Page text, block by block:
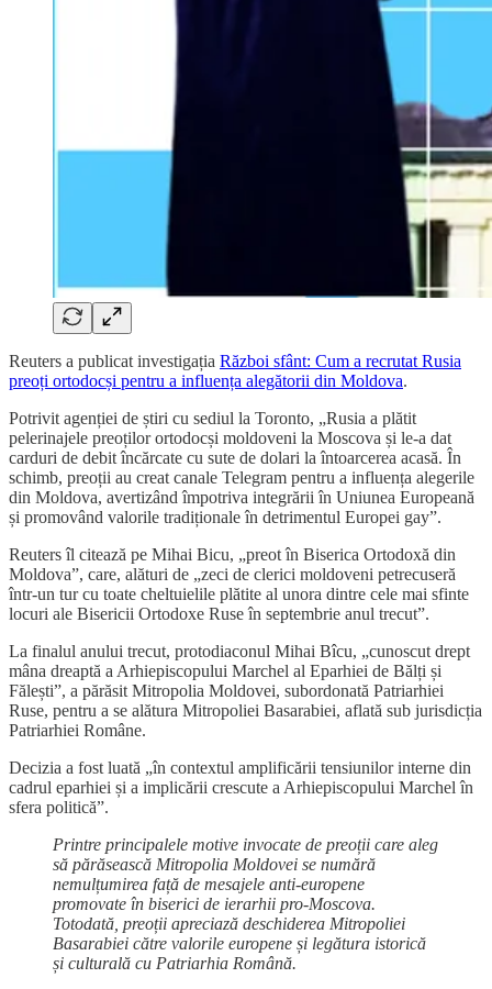
Reuters a publicat investigația Război sfânt: Cum a recrutat Rusia
preoți ortodocși pentru a influența alegătorii din Moldova.
Potrivit agenției de știri cu sediul la Toronto, „Rusia a plătit
pelerinajele preoților ortodocși moldoveni la Moscova și le-a dat
carduri de debit încărcate cu sute de dolari la întoarcerea acasă. În
schimb, preoții au creat canale Telegram pentru a influența alegerile
din Moldova, avertizând împotriva integrării în Uniunea Europeană
și promovând valorile tradiționale în detrimentul Europei gay”.
Reuters îl citează pe Mihai Bicu, „preot în Biserica Ortodoxă din
Moldova”, care, alături de „zeci de clerici moldoveni petrecuseră
într-un tur cu toate cheltuielile plătite al unora dintre cele mai sfinte
locuri ale Bisericii Ortodoxe Ruse în septembrie anul trecut”.
La finalul anului trecut, protodiaconul Mihai Bîcu, „cunoscut drept
mâna dreaptă a Arhiepiscopului Marchel al Eparhiei de Bălți și
Fălești”, a părăsit Mitropolia Moldovei, subordonată Patriarhiei
Ruse, pentru a se alătura Mitropoliei Basarabiei, aflată sub jurisdicția
Patriarhiei Române.
Decizia a fost luată „în contextul amplificării tensiunilor interne din
cadrul eparhiei și a implicării crescute a Arhiepiscopului Marchel în
sfera politică”.
Printre principalele motive invocate de preoții care aleg
să părăsească Mitropolia Moldovei se numără
nemulțumirea față de mesajele anti-europene
promovate în biserici de ierarhii pro-Moscova.
Totodată, preoții apreciază deschiderea Mitropoliei
Basarabiei către valorile europene și legătura istorică
și culturală cu Patriarhia Română.